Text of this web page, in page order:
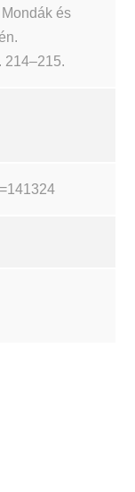
és
214–215.